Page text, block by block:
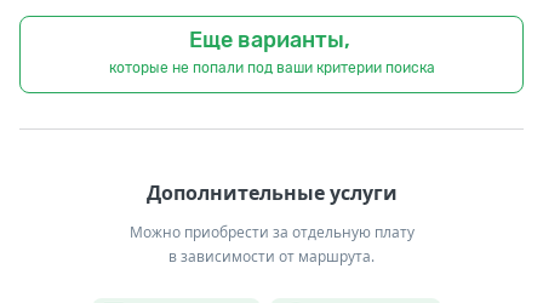
Еще варианты,
которые не попали под ваши критерии поиска
Дополнительные услуги
Можно приобрести за отдельную плату
в зависимости от маршрута.